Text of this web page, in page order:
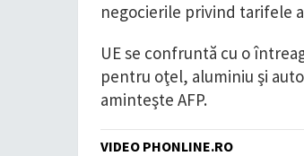
negocierile privind tarifele
UE se confruntă cu o
pentru oţel, aluminiu şi
aminteşte AFP.
VIDEO PHONLINE.RO